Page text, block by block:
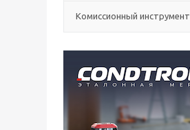
Комиссионный инструмент